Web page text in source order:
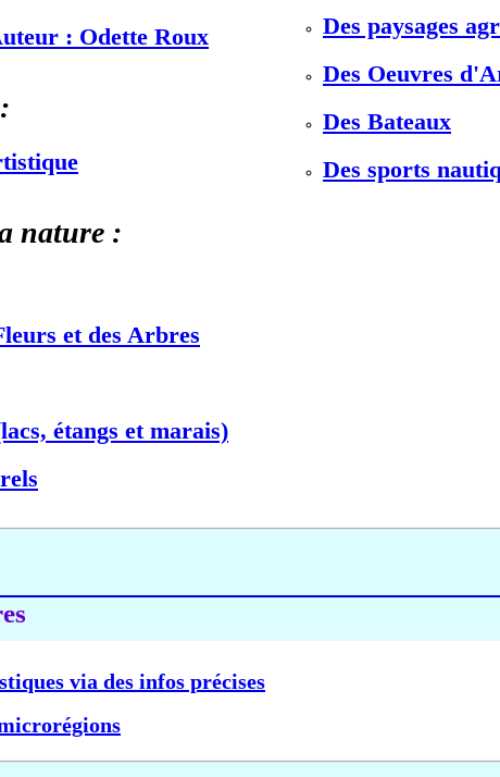
: Odette Roux
nature :
et des Arbres
étangs et marais)
Des paysages
Des Oeuvres
Des Bateaux
Des sports
via des infos précises